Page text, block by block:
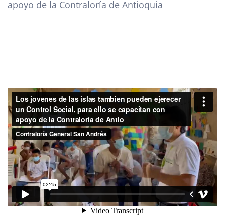
apoyo de la Contraloría de Antioquia